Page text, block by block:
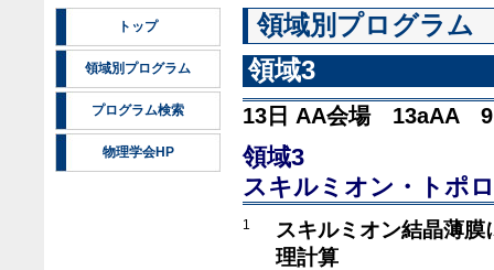
トップ
領域別プログラム
プログラム検索
物理学会HP
領域別プログラム
領域3
13日 AA会場 13aAA
領域3
スキルミオン・トポ
1
スキルミオン結晶薄
理計算